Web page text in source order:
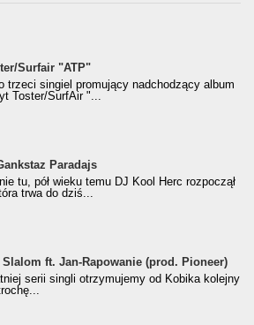
ATP VIDEO
Surfair "ATP"
trzeci singiel promujący nadchodzący album
Toster/SurfAir "...
nagrodą za
Album Roku
Paradajs
tu, pół wieku temu DJ Kool Herc rozpoczął
trwa do dziś...
Rapowanie (prod. Pioneer)
Slalom ft. Jan-Rapowanie (prod. Pioneer)
serii singli otrzymujemy od Kobika kolejny